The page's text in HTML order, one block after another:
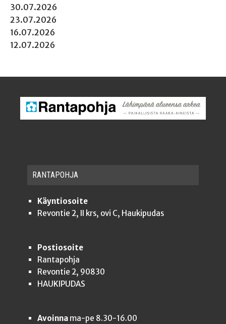
30.07.2026
23.07.2026
16.07.2026
12.07.2026
RAN­TA­POH­JA
Käyntiosoite
Revontie 2, II krs, ovi C, Haukipudas
Postiosoite
Rantapohja
Revontie 2, 90830
HAUKIPUDAS
Avoinnama-pe 8.30-16.00